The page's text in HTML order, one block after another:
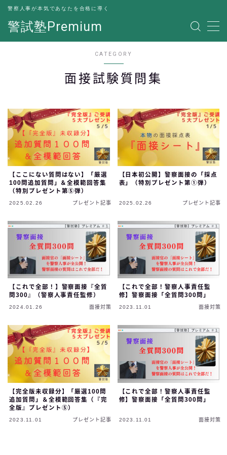
警試塾Premium
警察人事が本気であなたを合格に導く
MENU
CATEGORY
面接試験質問集
【ここにない質問はない】「厳選
100問追加質問」＆全模範回答集
（特別プレゼント第⑤弾）
2025.02.26 プレゼント記事
【日本初公開】警察面接の「採点
表」（特別プレゼント第①弾）
2025.02.26 プレゼント記事
【これで全部！】警察面接『全質
問300』（警察人事責任監修）
2024.01.26 面接対策
【これで全部！警察人事責任監
修】警察面接「全質問300問」
2023.11.01 面接対策
【完全版未収録分】「厳選100問
追加質問」＆全模範回答集（『完
全版』プレゼント⑤）
2023.11.01 プレゼント記事
【これで全部！警察人事責任監
修】警察面接「全質問300問」
2023.11.01 面接対策